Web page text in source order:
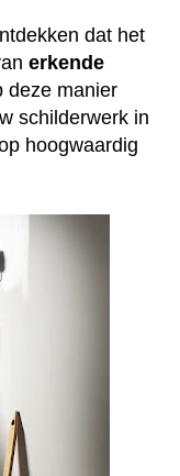
dat het
erkende
deze manier
schilderwerk in
hoogwaardig